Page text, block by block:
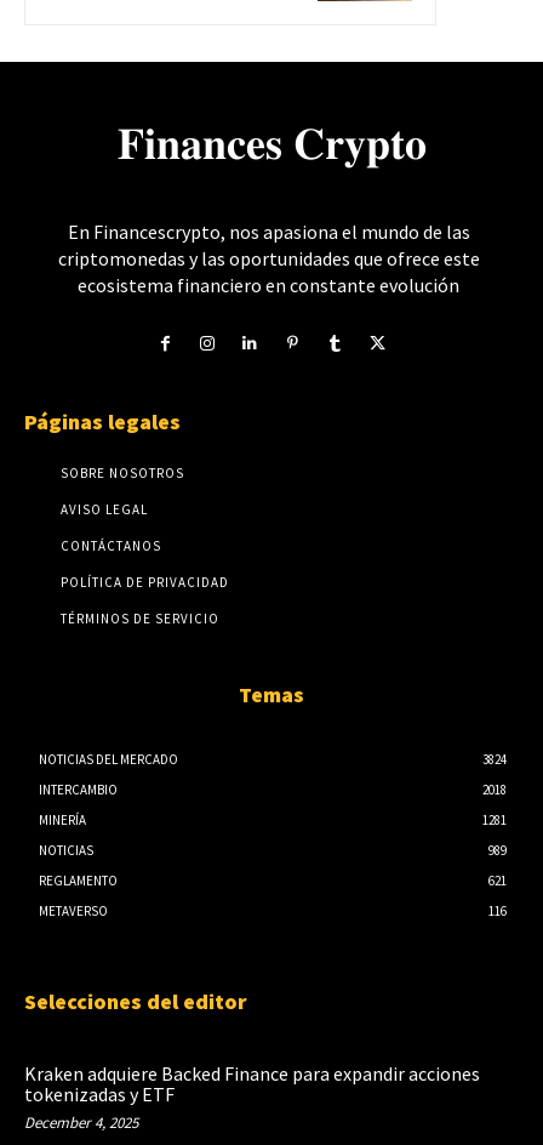
𝐅𝐢𝐧𝐚𝐧𝐜𝐞𝐬 𝐂𝐫𝐲𝐩𝐭𝐨
En Financescrypto, nos apasiona el mundo de las
criptomonedas y las oportunidades que ofrece este
ecosistema financiero en constante evolución
Páginas legales
SOBRE NOSOTROS
AVISO LEGAL
CONTÁCTANOS
POLÍTICA DE PRIVACIDAD
TÉRMINOS DE SERVICIO
Temas
NOTICIAS DEL MERCADO
3824
INTERCAMBIO
2018
MINERÍA
1281
NOTICIAS
989
REGLAMENTO
621
METAVERSO
116
Selecciones del editor
Kraken adquiere Backed Finance para expandir acciones
tokenizadas y ETF
December 4, 2025